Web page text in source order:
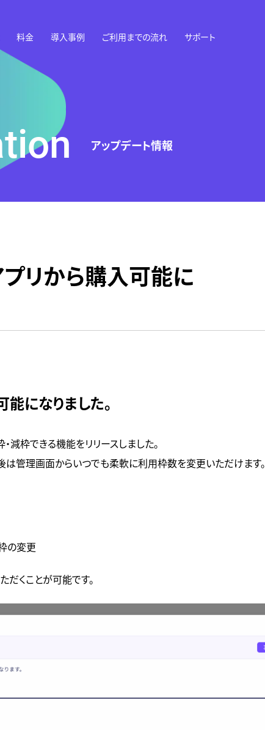
料金 導入事例 ご利用までの流れ サポート
アップデート情報
リから購入可能に
になりました。
減枠できる機能をリリースしました。
管理画面からいつでも柔軟に利用枠数を変更いただけます。
の変更
くことが可能です。